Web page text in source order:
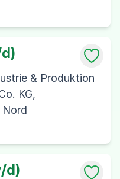
& Produktion
KG,
Nord
d)